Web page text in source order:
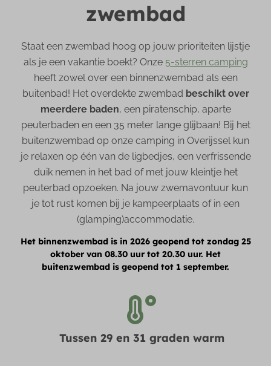
zwembad
Staat een zwembad hoog op jouw prioriteiten lijstje
als je een vakantie boekt? Onze 5-sterren camping
heeft zowel over een binnenzwembad als een
buitenbad! Het overdekte zwembad beschikt over
meerdere baden, een piratenschip, aparte
peuterbaden en een 35 meter lange glijbaan! Bij het
buitenzwembad op onze camping in Overijssel kun
je relaxen op één van de ligbedjes, een verfrissende
duik nemen in het bad of met jouw kleintje het
peuterbad opzoeken. Na jouw zwemavontuur kun
je tot rust komen bij je kampeerplaats of in een
(glamping)accommodatie.
Het binnenzwembad is in 2026 geopend tot zondag 25
oktober van 08.30 uur tot 20.30 uur. Het
buitenzwembad is geopend tot 1 september.
Tussen 29 en 31 graden warm